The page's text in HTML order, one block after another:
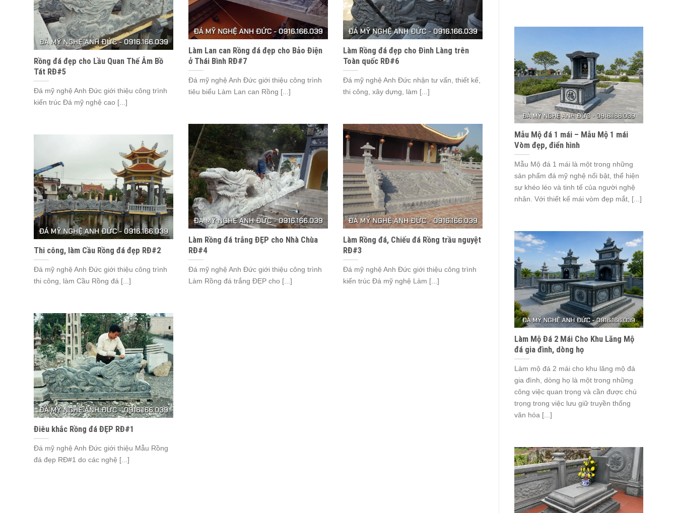
Làm Lan can Rồng đá đẹp cho Bảo Điện
ở Thái Bình RĐ#7
Đá mỹ nghệ Anh Đức giới thiệu công trình
tiêu biểu Làm Lan can Rồng [...]
Làm Rồng đá đẹp cho Đình Làng trên
Toàn quốc RĐ#6
Đá mỹ nghệ Anh Đức nhận tư vấn, thiết kế,
thi công, xây dựng, làm [...]
Rồng đá đẹp cho Lầu Quan Thế Âm Bồ
Tát RĐ#5
Đá mỹ nghệ Anh Đức giới thiệu công trình
kiến trúc Đá mỹ nghệ cao [...]
Làm Rồng đá trắng ĐẸP cho Nhà Chùa
RĐ#4
Đá mỹ nghệ Anh Đức giới thiệu công trình
Làm Rồng đá trắng ĐẸP cho [...]
Làm Rồng đá, Chiếu đá Rồng trầu nguyệt
RĐ#3
Đá mỹ nghệ Anh Đức giới thiệu công trình
kiến trúc Đá mỹ nghệ Làm [...]
Thi công, làm Cầu Rồng đá đẹp RĐ#2
Đá mỹ nghệ Anh Đức giới thiệu công trình
thi công, làm Cầu Rồng đá [...]
Điêu khắc Rồng đá ĐẸP RĐ#1
Đá mỹ nghệ Anh Đức giới thiệu Mẫu Rồng
đá đẹp RĐ#1 do các nghệ [...]
Mẫu Mộ đá 1 mái – Mẫu Mộ 1 mái
Vòm đẹp, điển hình
Mẫu Mộ đá 1 mái là một trong những
sản phẩm đá mỹ nghệ nổi bật, thể hiện
sự khéo léo và tinh tế của người nghệ
nhân. Với thiết kế mái vòm đẹp mắt, [...]
Làm Mộ Đá 2 Mái Cho Khu Lăng Mộ
đá gia đình, dòng họ
Làm mộ đá 2 mái cho khu lăng mộ đá
gia đình, dòng họ là một trong những
công việc quan trọng và cần được chú
trọng trong việc lưu giữ truyền thống
văn hóa [...]